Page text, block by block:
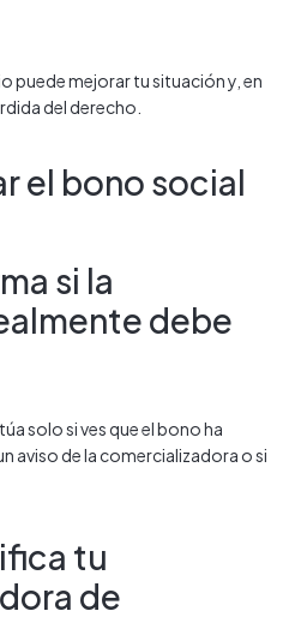
puede mejorar tu situación y, en
del derecho.
el bono social
si la
debe
solo si ves que el bono ha
aviso de la comercializadora o si
tu
de